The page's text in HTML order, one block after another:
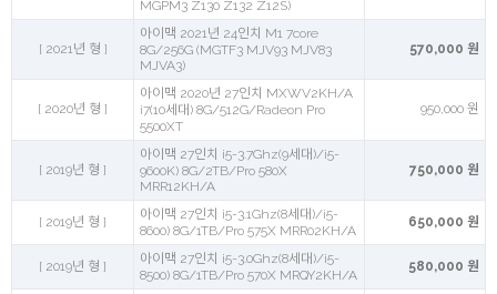
MGPM3 Z130 Z132 Z12S)
[ 2021년 형 ]
아이맥 2021년 24인치 M1 7core
8G/256G (MGTF3 MJV93 MJV83
MJVA3)
570,000 원
[ 2020년 형 ]
아이맥 2020년 27인치 MXWV2KH/A
i7(10세대) 8G/512G/Radeon Pro
5500XT
950,000 원
[ 2019년 형 ]
아이맥 27인치 i5-3.7Ghz(9세대)/i5-
9600K) 8G/2TB/Pro 580X
MRR12KH/A
750,000 원
[ 2019년 형 ]
아이맥 27인치 i5-3.1Ghz(8세대)/i5-
8600) 8G/1TB/Pro 575X MRR02KH/A
650,000 원
[ 2019년 형 ]
아이맥 27인치 i5-3.0Ghz(8세대)/i5-
8500) 8G/1TB/Pro 570X MRQY2KH/A
580,000 원